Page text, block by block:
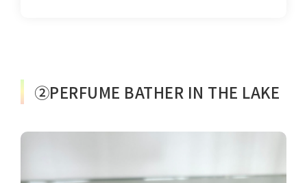
②PERFUME BATHER IN THE LAKE